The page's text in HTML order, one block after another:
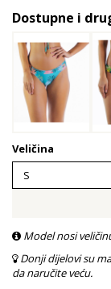
Dostupne i
Veličina
Model nosi
Donji dijelovi su
da naručite veću.